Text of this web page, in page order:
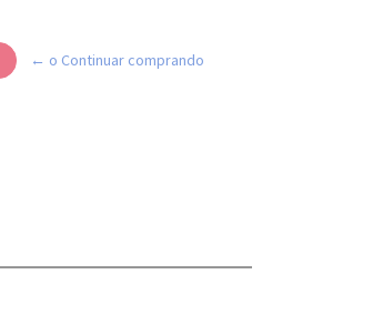
← o Continuar comprando